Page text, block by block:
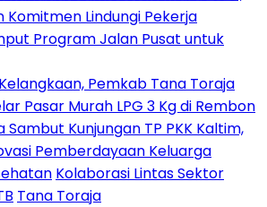
Lindungi Pekerja
Program Jalan Pusat untuk
Pemkab Tana Toraja
Pasar Murah LPG 3 Kg di Rembon
Kunjungan TP PKK Kaltim,
Pemberdayaan Keluarga
Kolaborasi Lintas Sektor
Tana Toraja